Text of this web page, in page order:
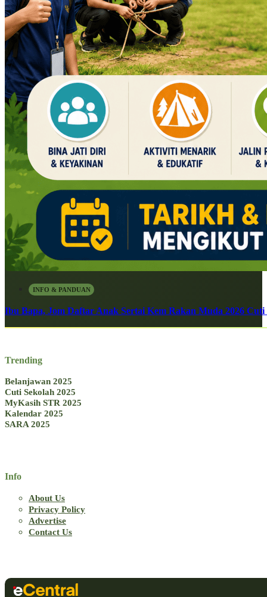
INFO & PANDUAN
Ibu Bapa, Jom Daftar Anak Sertai Kem Rakan Muda 2026
Trending
Belanjawan 2025
Cuti Sekolah 2025
MyKasih STR 2025
Kalendar 2025
SARA 2025
Info
About Us
Privacy Policy
Advertise
Contact Us